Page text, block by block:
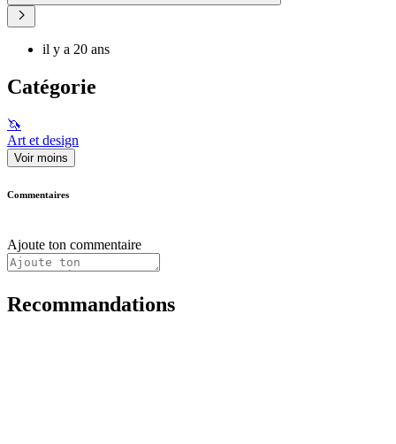
il y a 20 ans
Catégorie
🦄
Art et design
Voir moins
Commentaires
Ajoute ton commentaire
Recommandations